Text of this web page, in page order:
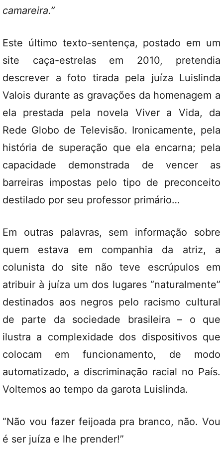
camareira.”
Este último texto-sentença, postado em um
site caça-estrelas em 2010, pretendia
descrever a foto tirada pela juíza Luislinda
Valois durante as gravações da homenagem a
ela prestada pela novela Viver a Vida, da
Rede Globo de Televisão. Ironicamente, pela
história de superação que ela encarna; pela
capacidade demonstrada de vencer as
barreiras impostas pelo tipo de preconceito
destilado por seu professor primário…
Em outras palavras, sem informação sobre
quem estava em companhia da atriz, a
colunista do site não teve escrúpulos em
atribuir à juíza um dos lugares “naturalmente”
destinados aos negros pelo racismo cultural
de parte da sociedade brasileira – o que
ilustra a complexidade dos dispositivos que
colocam em funcionamento, de modo
automatizado, a discriminação racial no País.
Voltemos ao tempo da garota Luislinda.
“Não vou fazer feijoada pra branco, não. Vou
é ser juíza e lhe prender!”